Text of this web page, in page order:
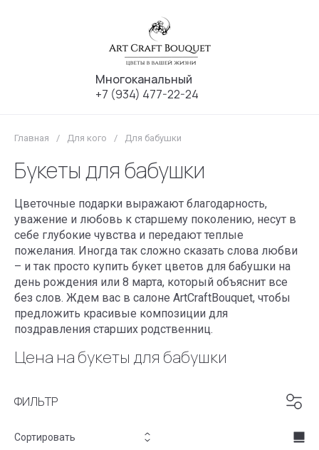
Многоканальный
+7 (934) 477-22-24
Главная / Для кого / Для бабушки
Букеты для бабушки
Цветочные подарки выражают благодарность,
уважение и любовь к старшему поколению, несут в
себе глубокие чувства и передают теплые
пожелания. Иногда так сложно сказать слова любви
– и так просто купить букет цветов для бабушки на
день рождения или 8 марта, который объяснит все
без слов. Ждем вас в салоне ArtCraftBouquet, чтобы
предложить красивые композиции для
поздравления старших родственниц.
Цена на букеты для бабушки
ФИЛЬТР
Сортировать